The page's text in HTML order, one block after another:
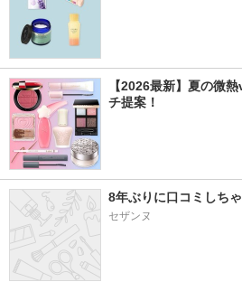
【2026最新】夏の微
チ提案！
8年ぶりに口コミしち
セザンヌ